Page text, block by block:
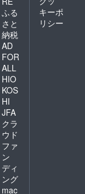
ふる
さと
納税
AD
FOR
ALL
HIO
KOS
HI
JFA
クラ
ウド
ファ
ン
ディ
ング
mac
キーポ
リシー